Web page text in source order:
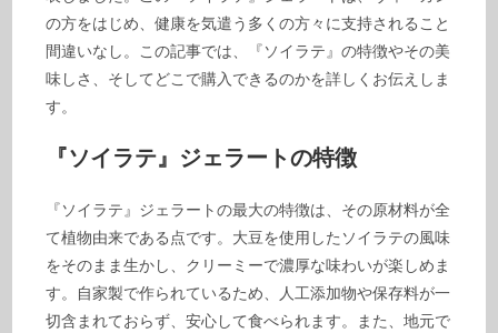
の方をはじめ、健康を気遣う多くの方々に支持されること
間違いなし。この記事では、『ソイラテ』の特徴やその美
味しさ、そしてどこで購入できるのかを詳しくお伝えしま
す。
『ソイラテ』ジェラートの特徴
『ソイラテ』ジェラートの最大の特徴は、その原材料が全
て植物由来である点です。大豆を使用したソイラテの風味
をそのまま生かし、クリーミーで濃厚な味わいが楽しめま
す。自家製で作られているため、人工添加物や保存料が一
切含まれておらず、安心して食べられます。また、地元で